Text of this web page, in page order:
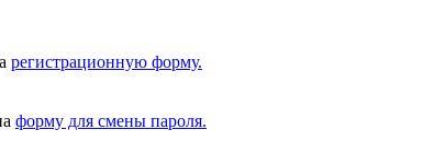
регистрационную форму.
форму для смены пароля.